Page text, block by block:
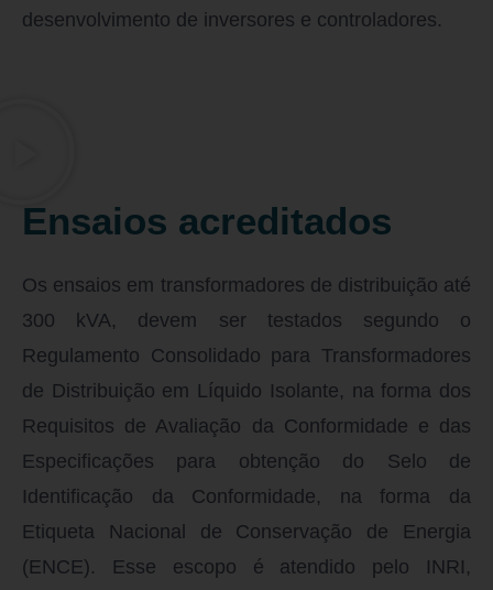
desenvolvimento de inversores e controladores.
Ensaios acreditados
Os ensaios em transformadores de distribuição até
300 kVA, devem ser testados segundo o
Regulamento Consolidado para Transformadores
de Distribuição em Líquido Isolante, na forma dos
Requisitos de Avaliação da Conformidade e das
Especificações para obtenção do Selo de
Identificação da Conformidade, na forma da
Etiqueta Nacional de Conservação de Energia
(ENCE). Esse escopo é atendido pelo INRI,